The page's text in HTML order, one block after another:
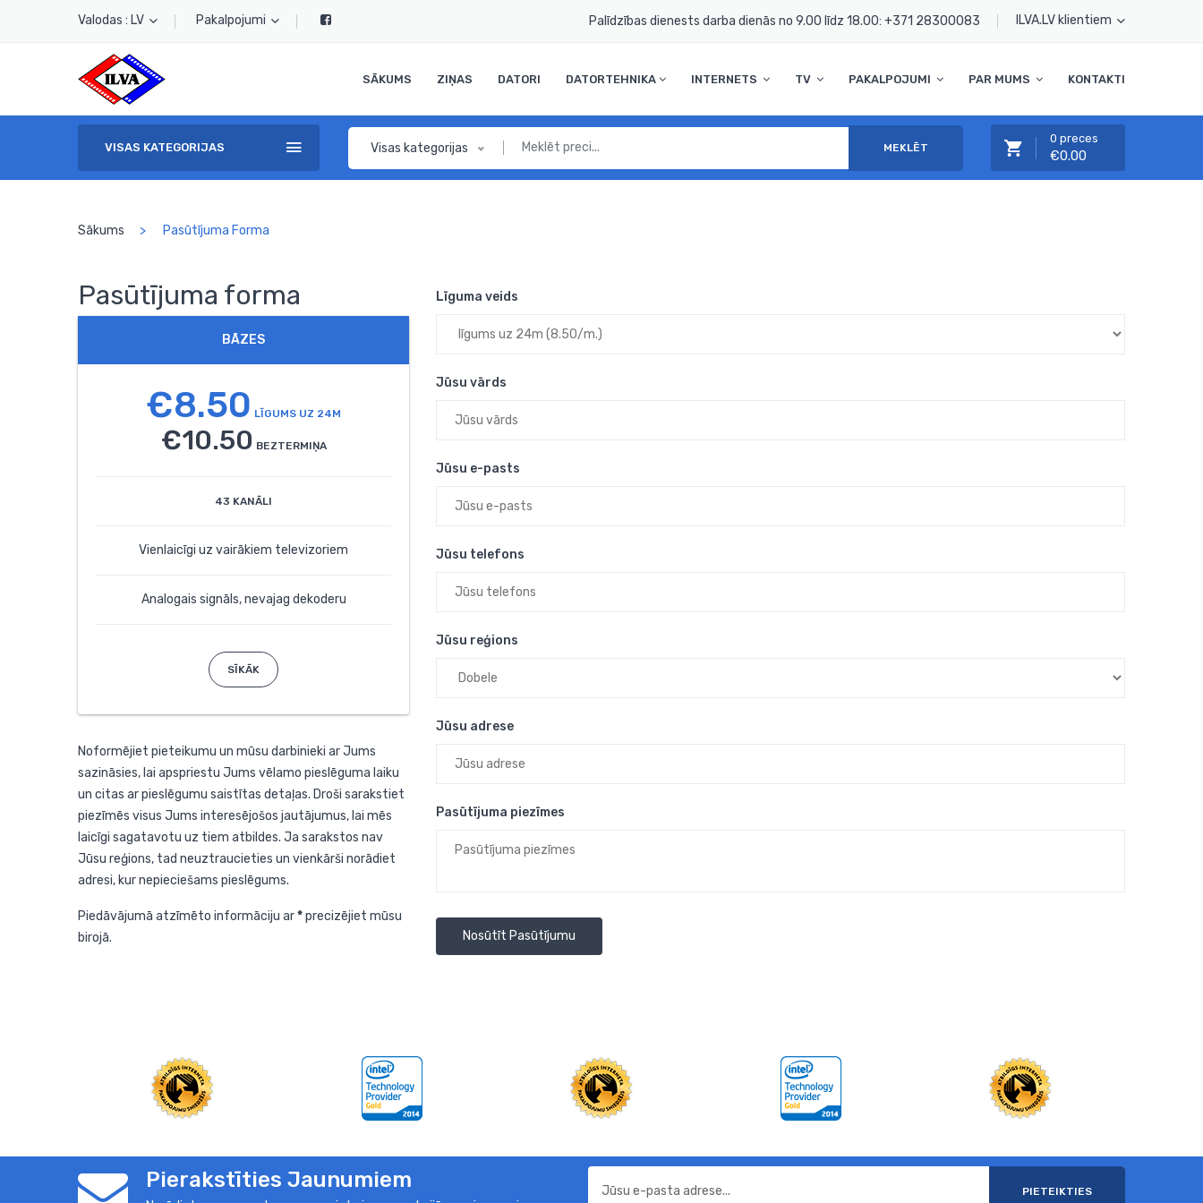
Valodas : LV Pakalpojumi Palīdzības dienests darba dienās no 9.00 līdz 18.00: +371 28300083 ILVA.LV klientiem
SĀKUMS ZIŅAS DATORI DATORTEHNIKA INTERNETS TV PAKALPOJUMI PAR MUMS KONTAKTI
VISAS KATEGORIJAS Visas kategorijas MEKLĒT
0 preces
€0.00
Sākums Pasūtījuma Forma
Pasūtījuma forma
BĀZES
€8.50 LĪGUMS UZ 24M
€10.50 BEZTERMIŅA
43 KANĀLI
Vienlaicīgi uz vairākiem televizoriem
Analogais signāls, nevajag dekoderu
SĪKĀK
Noformējiet pieteikumu un mūsu darbinieki ar Jums
sazināsies, lai apspriestu Jums vēlamo pieslēguma laiku
un citas ar pieslēgumu saistītas detaļas. Droši sarakstiet
piezīmēs visus Jums interesējošos jautājumus, lai mēs
laicīgi sagatavotu uz tiem atbildes. Ja sarakstos nav
Jūsu reģions, tad neuztraucieties un vienkārši norādiet
adresi, kur nepieciešams pieslēgums.
Piedāvājumā atzīmēto informāciju ar*precizējiet mūsu
birojā.
Līguma veids
Jūsu vārds
Jūsu e-pasts
Jūsu telefons
Jūsu reģions
Jūsu adrese
Pasūtījuma piezīmes
Nosūtīt Pasūtījumu
Pierakstīties Jaunumiem PIETEIKTIES